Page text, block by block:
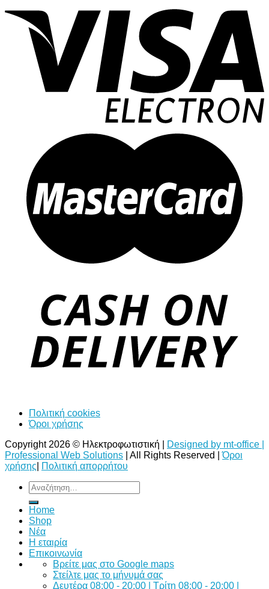
Πολιτική cookies
Όροι χρήσης
Copyright 2026 © Ηλεκτροφωτιστική |
Designed by mt-office |
Professional Web Solutions | All Rights Reserved |Όροι
χρήσης
Πολιτική απορρήτου
Αναζήτηση
για:
Home
Shop
Νέα
Η εταιρία
Επικοινωνία
Bρείτε μας στο Google maps
Στείλτε μας το μήνυμά σας
Δευτέρα 08:00 - 20:00 | Τρίτη 08:00 - 20:00 |